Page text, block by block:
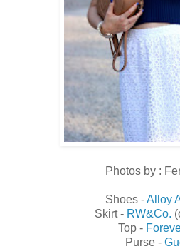
Photos by :
Shoes -Alloy
Skirt - RW&Co.
Top -
Purse -